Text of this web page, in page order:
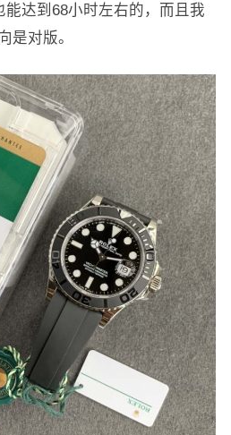
达到68小时左右的，而且我
是对版。